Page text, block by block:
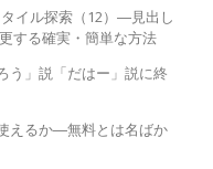
イル探索（12）―見出し
する確実・簡単な方法
う」説「だはー」説に終
えるか―無料とは名ばか